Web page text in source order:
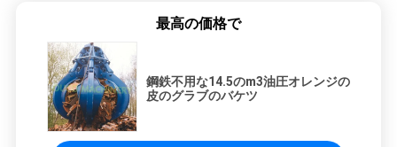
最高の価格で
鋼鉄不用な14.5のm3油圧オレンジの
皮のグラブのバケツ